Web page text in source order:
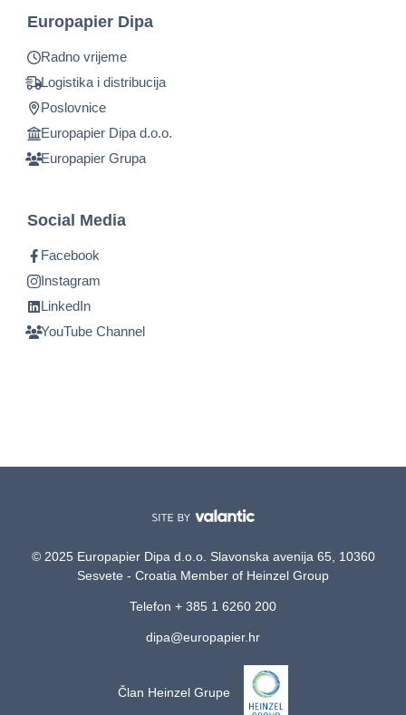
Europapier Dipa
Radno vrijeme
Logistika i distribucija
Poslovnice
Europapier Dipa d.o.o.
Europapier Grupa
Social Media
Facebook
Instagram
LinkedIn
YouTube Channel
© 2025 Europapier Dipa d.o.o. Slavonska avenija 65, 10360
Sesvete - Croatia Member of Heinzel Group
Telefon + 385 1 6260 200
dipa@europapier.hr
Član Heinzel Grupe